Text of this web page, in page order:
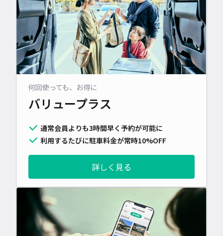
何回使っても、お得に
バリュープラス
通常会員よりも3時間早く予約が可能に
利用するたびに駐車料金が常時10%OFF
詳しく見る